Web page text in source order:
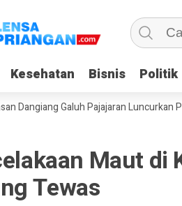
Kesehatan Bisnis Politik
Kesehatan Bisnis Politik
Galuh Pajajaran Luncurkan
Maut di
Tewas